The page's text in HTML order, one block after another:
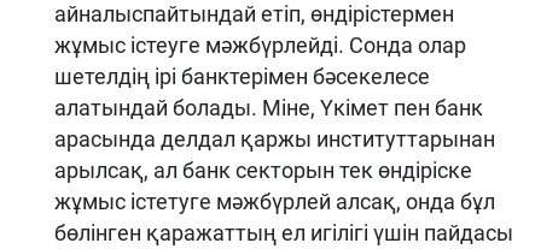
айналыспайтындай етіп, өндірістермен
жұмыс істеуге мәжбүрлейді. Сонда олар
шетелдің ірі банктерімен бәсекелесе
алатындай болады. Міне, Үкімет пен банк
арасында делдал қаржы институттарынан
арылсақ, ал банк секторын тек өндіріске
жұмыс істетуге мәжбүрлей алсақ, онда бұл
бөлінген қаражаттың ел игілігі үшін пайдасы